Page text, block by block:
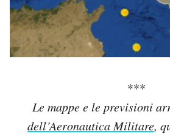
***
Le mappe e le previsioni
dell’Aeronautica Militare,